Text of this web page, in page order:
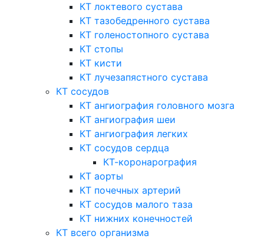
КТ локтевого сустава
КТ тазобедренного сустава
КТ голеностопного сустава
КТ стопы
КТ кисти
КТ лучезапястного сустава
КТ сосудов
КТ ангиография головного мозга
КТ ангиография шеи
КТ ангиография легких
КТ сосудов сердца
КТ-коронарография
КТ аорты
КТ почечных артерий
КТ сосудов малого таза
КТ нижних конечностей
КТ всего организма